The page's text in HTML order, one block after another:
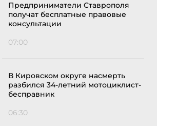
Предприниматели Ставрополя
получат бесплатные правовые
консультации
07:00
В Кировском округе насмерть
разбился 34-летний мотоциклист-
бесправник
06:30